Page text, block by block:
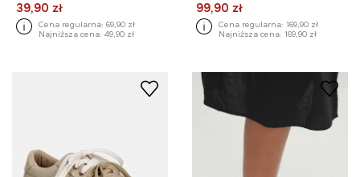
39,90 zł
Cena regularna: 69,90 zł
Najniższa cena: 49,90 zł
99,90 zł
Cena regularna: 169,90 zł
Najniższa cena: 169,90 zł